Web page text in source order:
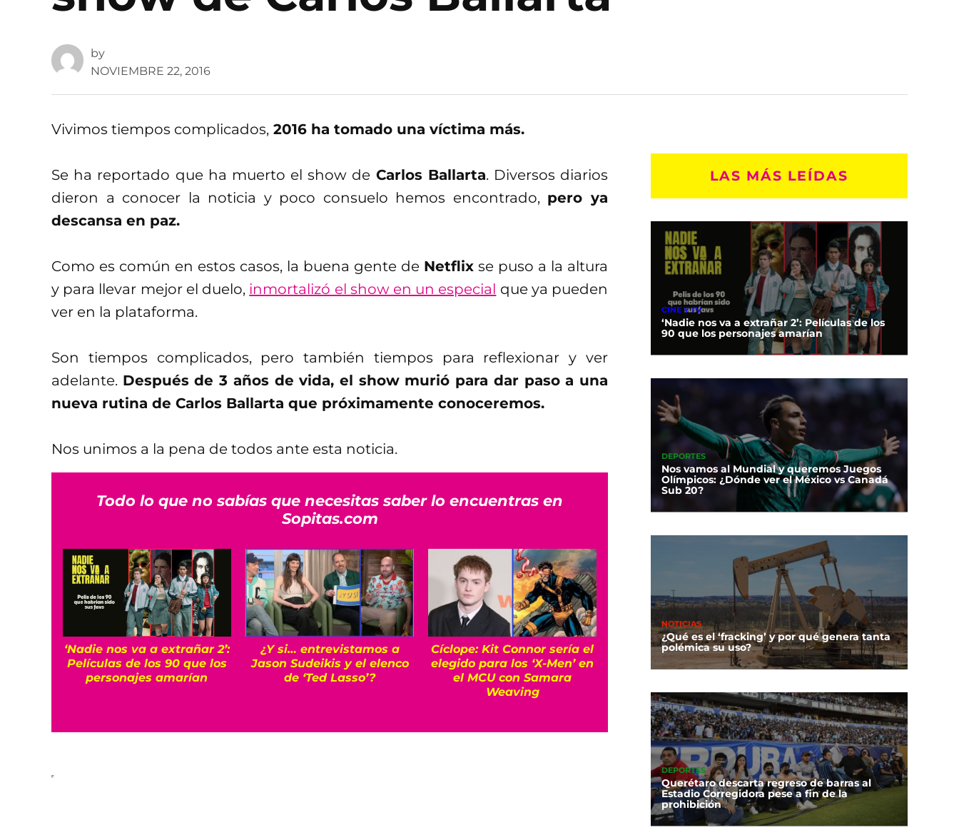
by
NOVIEMBRE 22, 2016
Vivimos tiempos complicados, 2016 ha tomado una víctima más.
Se ha reportado que ha muerto el show de Carlos Ballarta. Diversos diarios
dieron a conocer la noticia y poco consuelo hemos encontrado, pero ya
descansa en paz.
Como es común en estos casos, la buena gente de Netflix se puso a la altura
y para llevar mejor el duelo, inmortalizó el show en un especial que ya pueden
ver en la plataforma.
Son tiempos complicados, pero también tiempos para reflexionar y ver
adelante. Después de 3 años de vida, el show murió para dar paso a una
nueva rutina de Carlos Ballarta que próximamente conoceremos.
Nos unimos a la pena de todos ante esta noticia.
Todo lo que no sabías que necesitas saber lo encuentras en
Sopitas.com
‘Nadie nos va a extrañar 2’:
Películas de los 90 que los
personajes amarían
¿Y si… entrevistamos a
Jason Sudeikis y el elenco
de ‘Ted Lasso’?
Cíclope: Kit Connor sería el
elegido para los ‘X-Men’ en
el MCU con Samara
Weaving
‘Primetime’: La historia real
detrás de la película de
Catch a Predator’
LAS MÁS LEÍDAS
CINE Y TV
‘Nadie nos va a extrañar 2’: Películas de los
90 que los personajes amarían
DEPORTES
Nos vamos al Mundial y queremos Juegos
Olímpicos: ¿Dónde ver el México vs Canadá
Sub 20?
NOTICIAS
¿Qué es el ‘fracking’ y por qué genera tanta
polémica su uso?
DEPORTES
Querétaro descarta regreso de barras al
Estadio Corregidora pese a fin de la
prohibición